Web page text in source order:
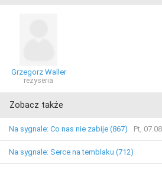
Grzegorz Waller
reżyseria
Zobacz także
Na sygnale: Co nas nie zabije (867) Pt, 07.08
Na sygnale: Serce na temblaku (712)